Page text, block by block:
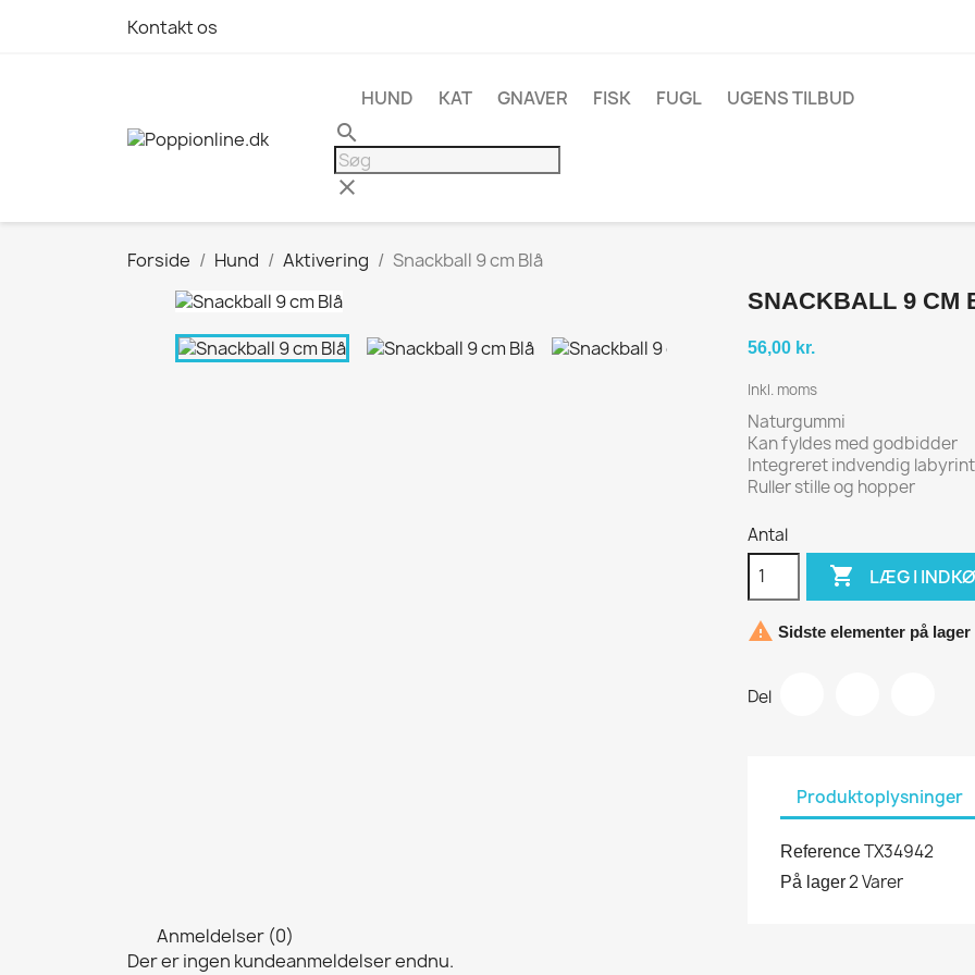
Kontakt os
HUND KAT GNAVER FISK FUGL UGENS TILBUD
search
clear
Forside Hund Aktivering Snackball 9 cm Blå
SNACKBALL 9 CM
56,00 kr.
Inkl. moms
Naturgummi
Kan fyldes med godbidder
Integreret indvendig labyrint
Ruller stille og hopper
Antal
 LÆG I
 Sidste elementer på lager
Del
Produktoplysninger
ReferenceTX34942
På lager2 Varer
Anmeldelser (0)
Der er ingen kundeanmeldelser endnu.